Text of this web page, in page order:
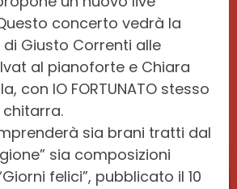
concerto vedrà la
Giusto Correnti alle
al pianoforte e Chiara
con IO FORTUNATO stesso
sia brani tratti dal
sia composizioni
felici”, pubblicato il 10